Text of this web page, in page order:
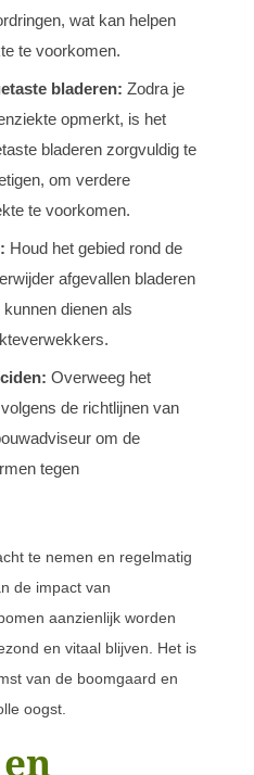
wat kan helpen
te voorkomen.
bladeren: Zodra je
opmerkt, is het
bladeren zorgvuldig te
om verdere
te voorkomen.
Houd het gebied rond de
afgevallen bladeren
dienen als
Overweeg het
de richtlijnen van
om de
tegen
te nemen en regelmatig
de impact van
aanzienlijk worden
en vitaal blijven. Het is
van de boomgaard en
oogst.